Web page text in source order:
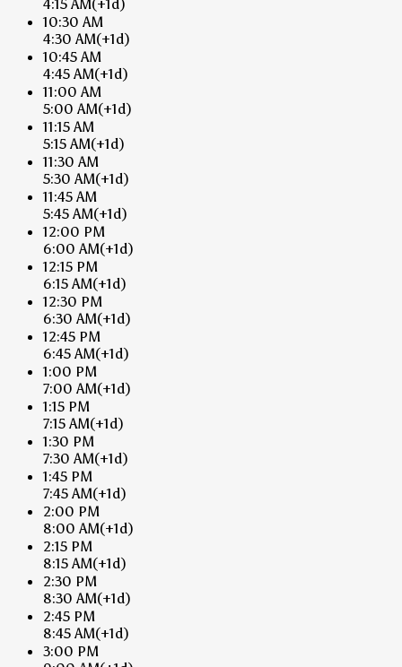
4:15 AM(+1d)
10:30 AM
4:30 AM(+1d)
10:45 AM
4:45 AM(+1d)
11:00 AM
5:00 AM(+1d)
11:15 AM
5:15 AM(+1d)
11:30 AM
5:30 AM(+1d)
11:45 AM
5:45 AM(+1d)
12:00 PM
6:00 AM(+1d)
12:15 PM
6:15 AM(+1d)
12:30 PM
6:30 AM(+1d)
12:45 PM
6:45 AM(+1d)
1:00 PM
7:00 AM(+1d)
1:15 PM
7:15 AM(+1d)
1:30 PM
7:30 AM(+1d)
1:45 PM
7:45 AM(+1d)
2:00 PM
8:00 AM(+1d)
2:15 PM
8:15 AM(+1d)
2:30 PM
8:30 AM(+1d)
2:45 PM
8:45 AM(+1d)
3:00 PM